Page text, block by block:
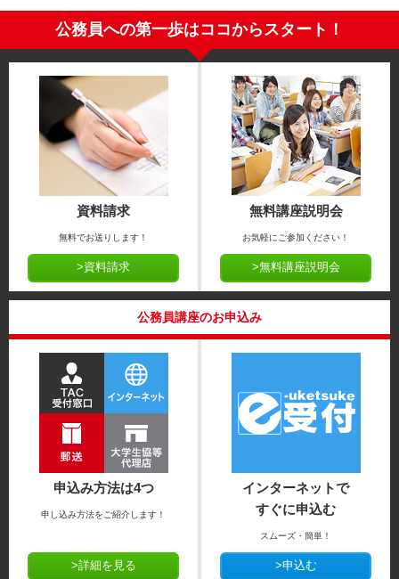
公務員への第一歩はココからスタート！
資料請求
無料でお送りします！
>資料請求
無料講座説明会
お気軽にご参加ください！
>無料講座説明会
公務員講座のお申込み
申込み方法は4つ
申し込み方法をご紹介します！
>詳細を見る
インターネットで
すぐに申込む
スムーズ・簡単！
>申込む